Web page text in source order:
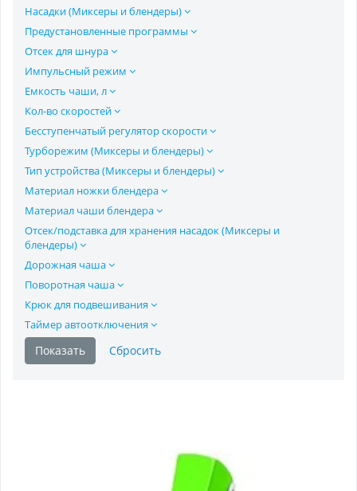
Насадки (Миксеры и блендеры)
Предустановленные программы
Отсек для шнура
Импульсный режим
Емкость чаши, л
Кол-во скоростей
Бесступенчатый регулятор скорости
Турборежим (Миксеры и блендеры)
Тип устройства (Миксеры и блендеры)
Материал ножки блендера
Материал чаши блендера
Отсек/подставка для хранения насадок (Миксеры и
блендеры)
Дорожная чаша
Поворотная чаша
Крюк для подвешивания
Таймер автоотключения